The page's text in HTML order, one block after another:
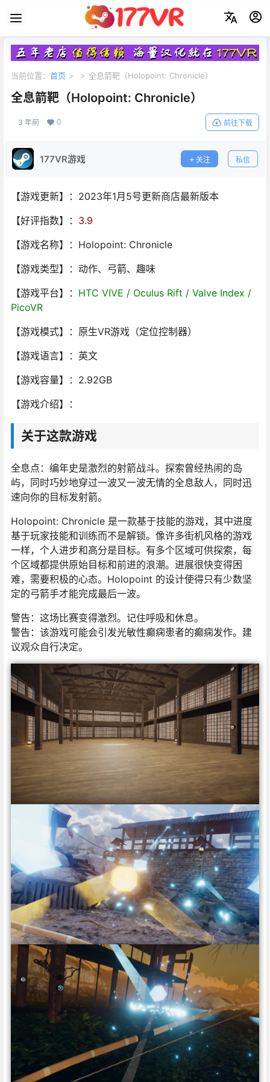
当前位置： 首页 > > 全息箭靶（Holopoint: Chronicle）
全息箭靶（Holopoint: Chronicle）
3 年前 0 前往下载
177VR游戏 关注 私信
【游戏更新】：2023年1月5号更新商店最新版本
【好评指数】： 3.9
【游戏名称】：Holopoint: Chronicle
【游戏类型】：动作、弓箭、趣味
【游戏平台】： HTC VIVE / Oculus Rift / Valve Index /
PicoVR
【游戏模式】：原生VR游戏（定位控制器）
【游戏语言】：英文
【游戏容量】：2.92GB
【游戏介绍】：
关于这款游戏
全息点：编年史是激烈的射箭战斗。探索曾经热闹的岛
屿，同时巧妙地穿过一波又一波无情的全息敌人，同时迅
速向你的目标发射箭。
Holopoint: Chronicle 是一款基于技能的游戏，其中进度
基于玩家技能和训练而不是解锁。像许多街机风格的游戏
一样，个人进步和高分是目标。有多个区域可供探索，每
个区域都提供原始目标和前进的浪潮。进展很快变得困
难，需要积极的心态。Holopoint 的设计使得只有少数坚
定的弓箭手才能完成最后一波。
警告：这场比赛变得激烈。记住呼吸和休息。
警告：该游戏可能会引发光敏性癫痫患者的癫痫发作。建
议观众自行决定。